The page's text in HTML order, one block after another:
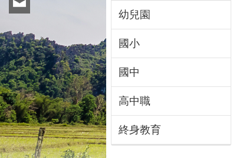
幼兒園
國小
國中
高中職
終身教育